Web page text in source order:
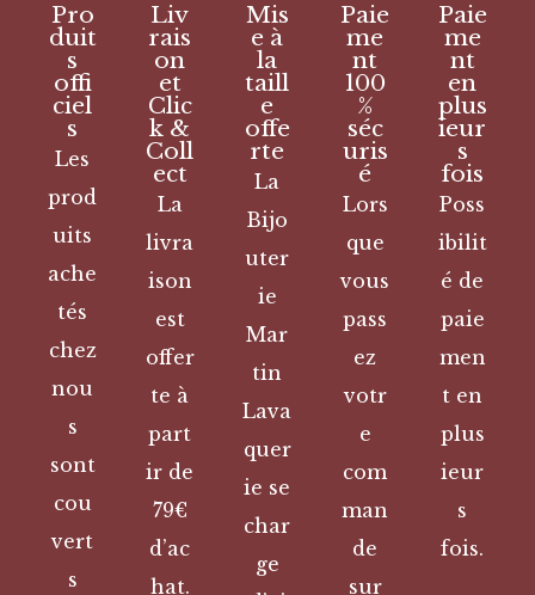
Pro
duit
s
offi
ciel
s
Les
prod
uits
ache
tés
chez
nou
s
sont
cou
vert
s
Liv
rais
on
et
Clic
k &
Coll
ect
La
livra
ison
est
offer
te à
part
ir de
79€
d’ac
hat.
Mis
e à
la
taill
e
offe
rte
La
Bijo
uter
ie
Mar
tin
Lava
quer
ie se
char
ge
Paie
me
nt
100
%
séc
uris
é
Lors
que
vous
pass
ez
votr
e
com
man
de
sur
Paie
me
nt
en
plus
ieur
s
fois
Poss
ibilit
é de
paie
men
t en
plus
ieur
s
fois.